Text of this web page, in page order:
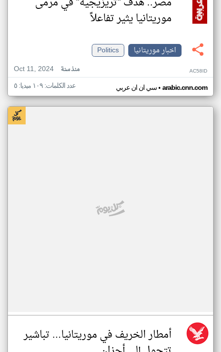
موريتانيا يثير تفاعلاً
اخبار موريتانيا
Politics
Oct 11, 2024
منذ سنة AC58ID
سي ان ان عربي• arabic.cnn.com عدد الكلمات: ١٠٩ ميديا: ٥
أمطار الخريف في موريتانيا... تباشير